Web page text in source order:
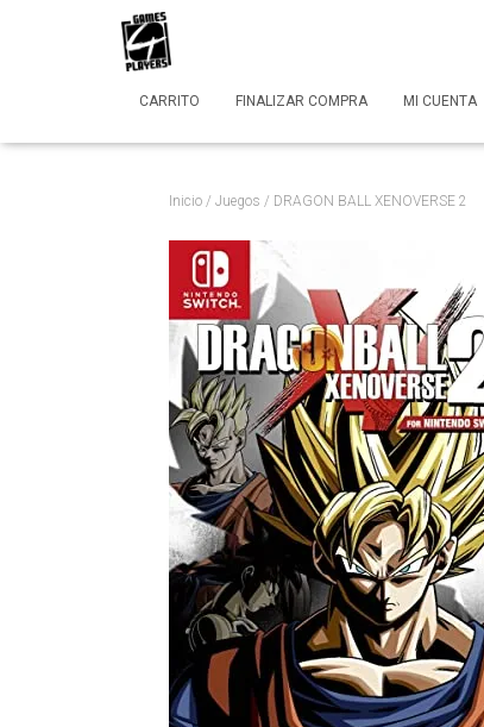
CARRITO FINALIZAR COMPRA MI CUENTA
Inicio / Juegos / DRAGON BALL XENOVERSE 2